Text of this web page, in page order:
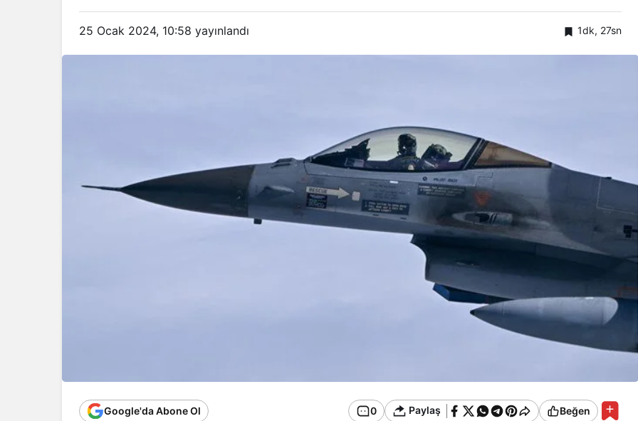
25 Ocak 2024, 10:58 yayınlandı 1dk, 27sn
Google'da Abone Ol 0 Paylaş Beğen